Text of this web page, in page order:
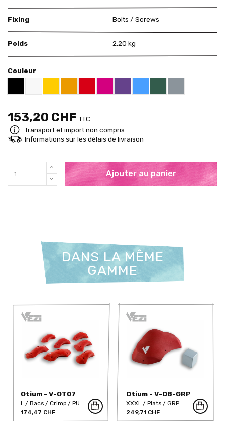
Fixing Bolts / Screws
Poids 2.20 kg
Couleur
US White 12-01
US Yellow 15-12
US Orange 14-01
US Red 11-12
US Pink 11-26
US Purple 07-13
US Blue 13-01
US Green 16-16
US Grey 18-09
153,20 CHF TTC
Transport et import non compris
Informations sur les délais de livraison
Ajouter au panier
DANS LA MÊME
GAMME
Otium - V-OT07
L Bacs Crimp
PU
174,47 CHF
Otium - V-O8-GRP
XXXL Plats
GRP
249,71 CHF